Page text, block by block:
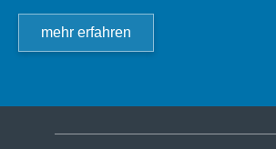
mehr erfahren